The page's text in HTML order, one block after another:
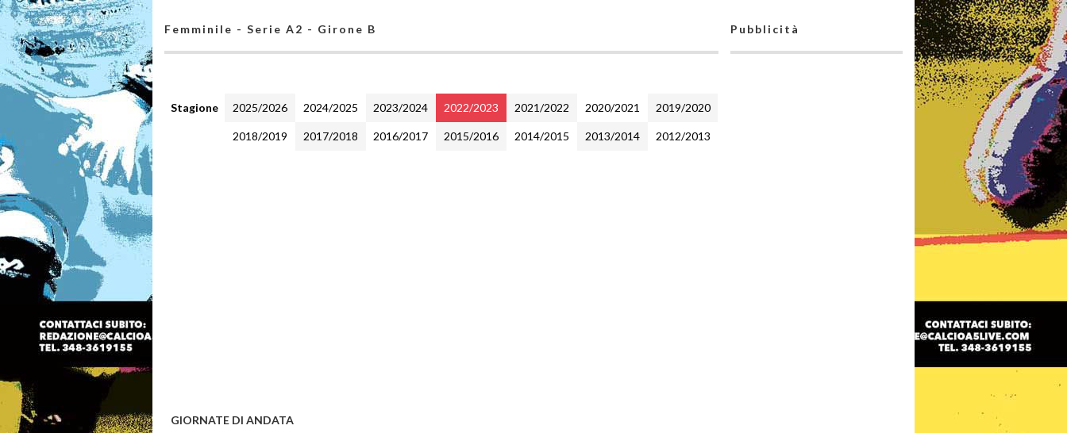
Femminile - Serie A2 - Girone B
Stagione 2025/2026 2024/2025 2023/2024 2022/2023 2021/2022 2020/2021 2019/2020
2018/2019 2017/2018 2016/2017 2015/2016 2014/2015 2013/2014 2012/2013
GIORNATE DI ANDATA
Pubblicità